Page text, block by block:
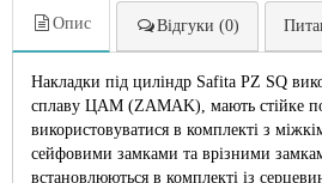
Опис Відгуки (0)
Накладки під циліндр Safita PZ SQ
сплаву ЦАМ (ZAMAK), мають стійке
використовуватися в комплекті з
сейфовими замками та врізними
встановлюються в комплекті із